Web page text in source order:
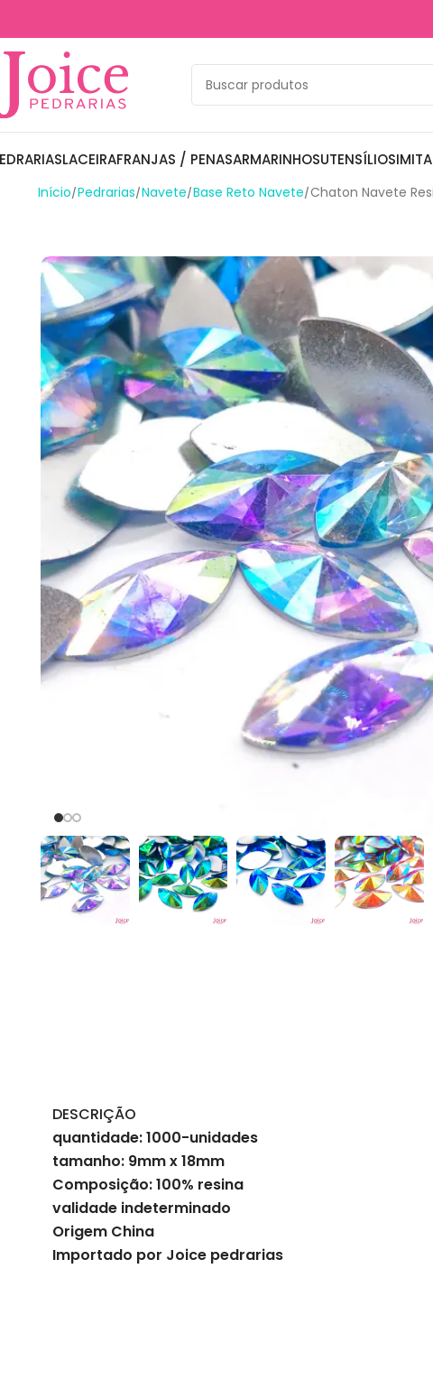
LACEIRAFRANJAS / PENASARMARINHOSUTENSÍLIOS
Início Pedrarias Navete Base Reto Navete Chaton Navete
DESCRIÇÃO
quantidade: 1000-unidades
tamanho: 9mm x 18mm
Composição: 100% resina
validade indeterminado
Origem China
Importado por Joice pedrarias